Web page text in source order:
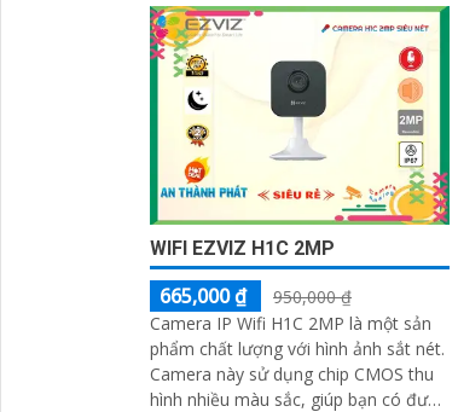
WIFI EZVIZ H1C 2MP
665,000 ₫
950,000 ₫
Camera IP Wifi H1C 2MP là một sản
phẩm chất lượng với hình ảnh sắt nét.
Camera này sử dụng chip CMOS thu
hình nhiều màu sắc, giúp bạn có được